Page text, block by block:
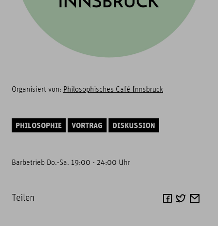
Organisiert von: Philosophisches Café Innsbruck
PHILOSOPHIE VORTRAG DISKUSSION
Barbetrieb Do.-Sa. 19:00 - 24:00 Uhr
Teilen